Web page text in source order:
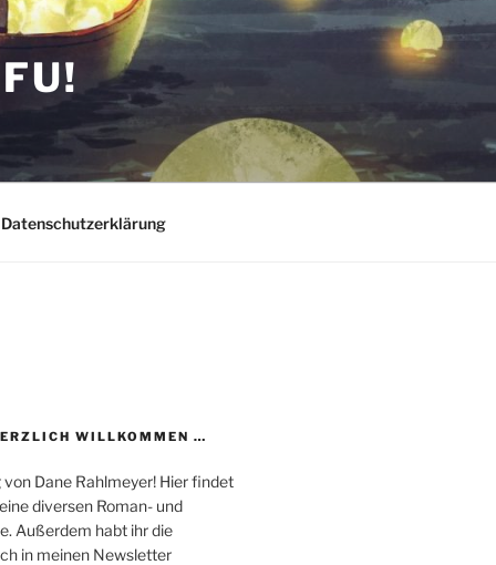
Datenschutzerklärung
WILLKOMMEN …
Dane Rahlmeyer! Hier findet
diversen Roman- und
Außerdem habt ihr die
in meinen Newsletter